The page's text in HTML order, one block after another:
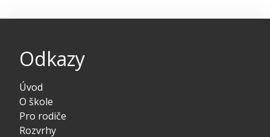
Odkazy
Úvod
O škole
Pro rodiče
Rozvrhy